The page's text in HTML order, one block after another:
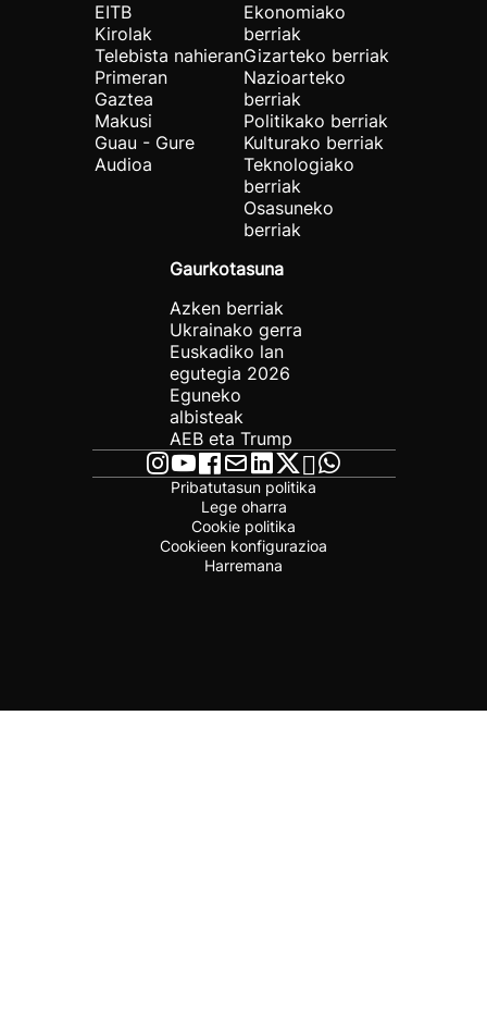
EITB
Kirolak
Telebista nahieran
Primeran
Gaztea
Makusi
Guau - Gure
Audioa
Ekonomiako
berriak
Gizarteko berriak
Nazioarteko
berriak
Politikako berriak
Kulturako berriak
Teknologiako
berriak
Osasuneko
berriak
Gaurkotasuna
Azken berriak
Ukrainako gerra
Euskadiko lan
egutegia 2026
Eguneko
albisteak
AEB eta Trump
Pribatutasun politika
Lege oharra
Cookie politika
Cookieen konfigurazioa
Harremana